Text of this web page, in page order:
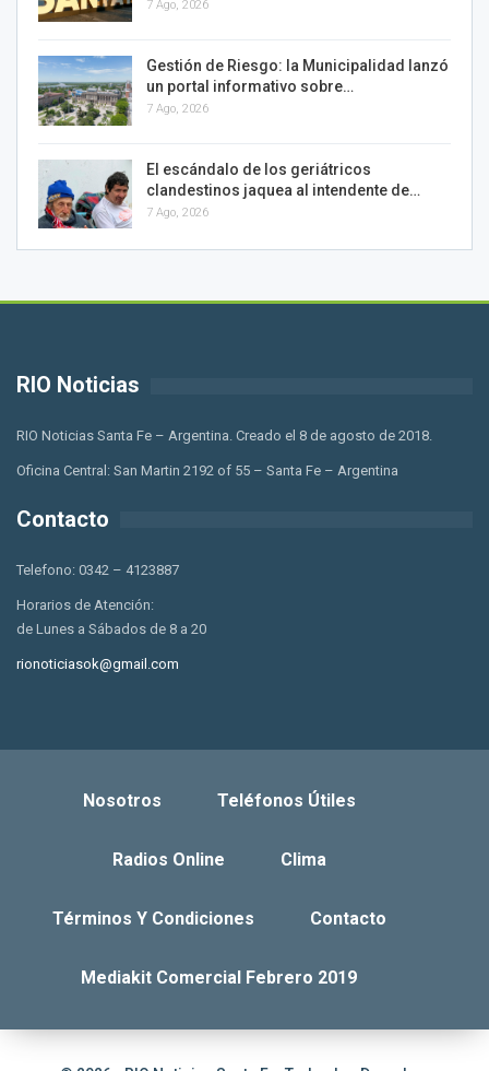
7 Ago, 2026
Gestión de Riesgo: la Municipalidad lanzó
un portal informativo sobre…
7 Ago, 2026
El escándalo de los geriátricos
clandestinos jaquea al intendente de…
7 Ago, 2026
RIO Noticias
RIO Noticias Santa Fe – Argentina. Creado el 8 de agosto de 2018.
Oficina Central: San Martin 2192 of 55 – Santa Fe – Argentina
Contacto
Telefono: 0342 – 4123887
Horarios de Atención:
de Lunes a Sábados de 8 a 20
rionoticiasok@gmail.com
Nosotros Teléfonos Útiles
Radios Online Clima
Términos Y Condiciones Contacto
Mediakit Comercial Febrero 2019